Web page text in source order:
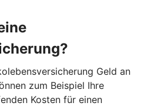
Geld an
zum Beispiel Ihre
Kosten für einen